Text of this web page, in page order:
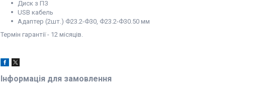
Диск з ПЗ
USB кабель
Адаптер (2шт.) Ф23.2-Ф30, Ф23.2-Ф30.50 мм
Термін гарантії - 12 місяців.
Інформація для замовлення